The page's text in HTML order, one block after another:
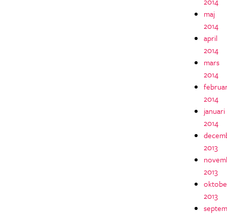
maj
2014
april
2014
mars
2014
2014
januari
2014
2013
2013
2013